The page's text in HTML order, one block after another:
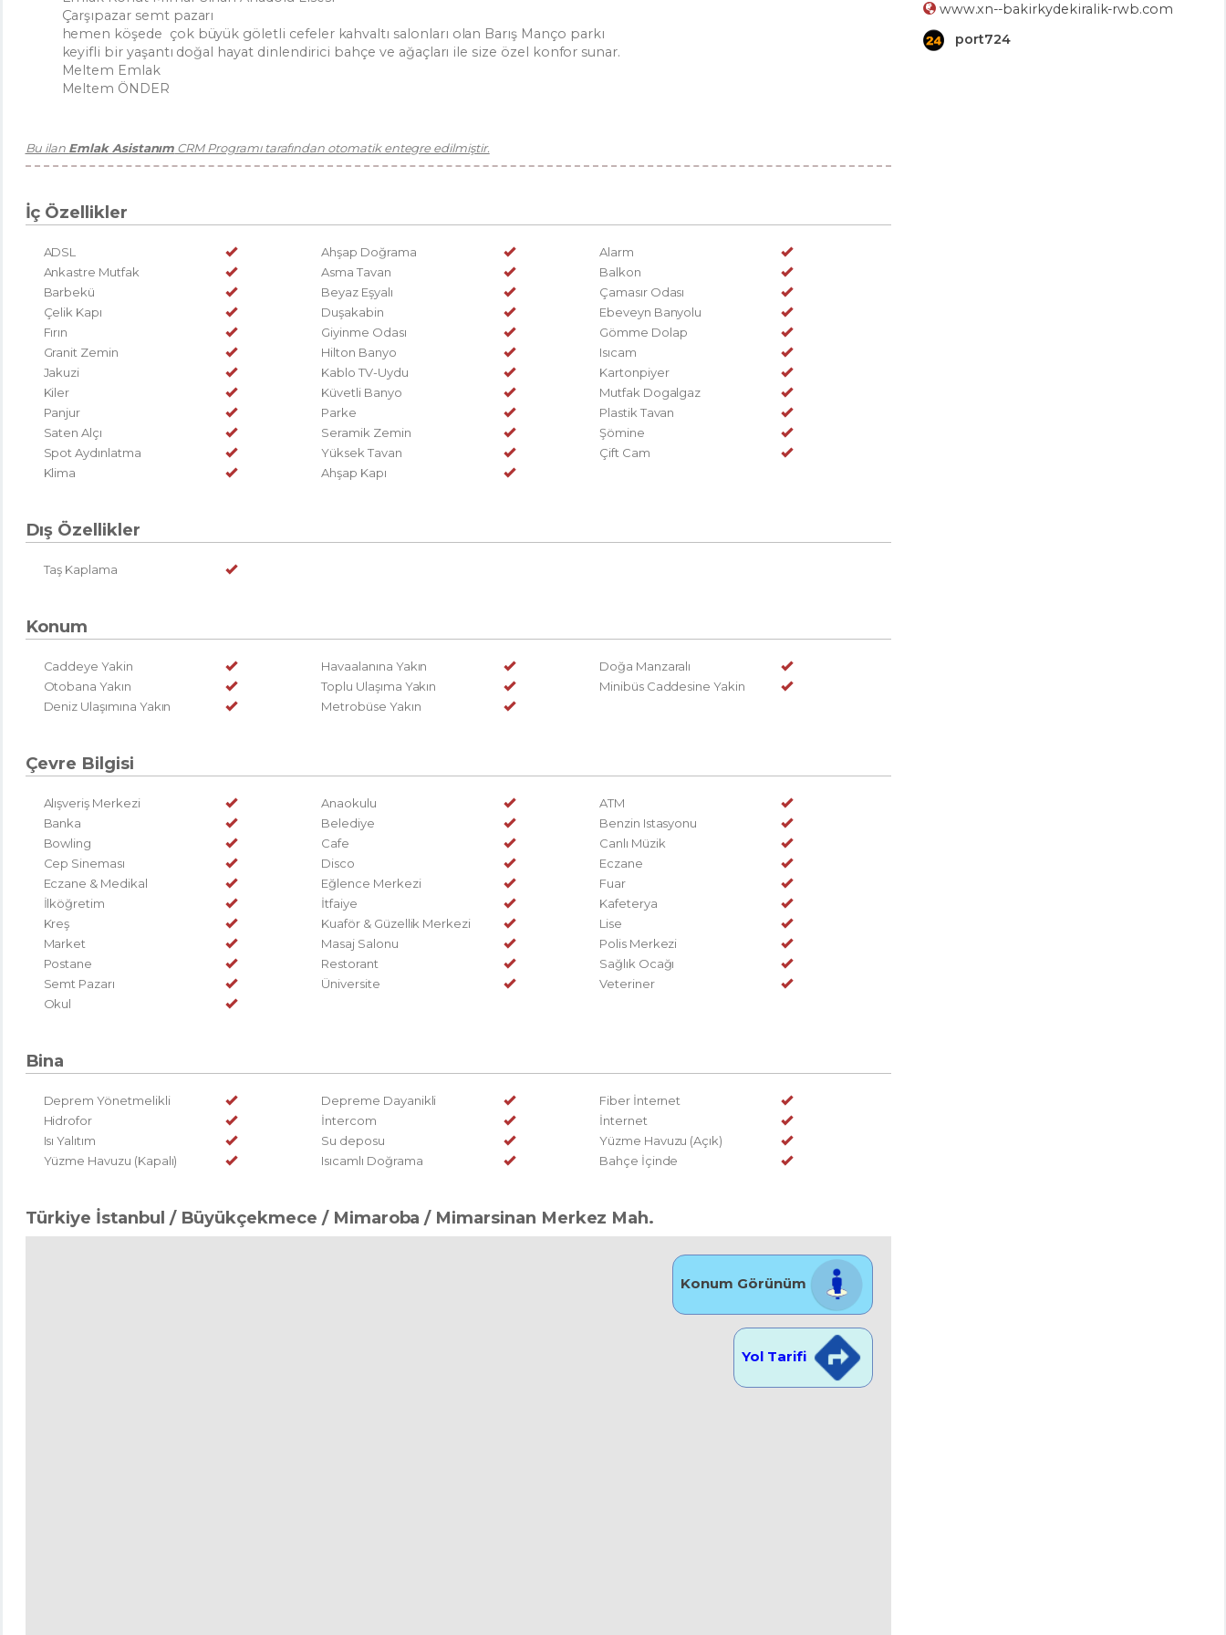
Çarşıpazar semt pazarı
hemen köşede çok büyük göletli cefeler kahvaltı salonları olan Barış Manço parkı
keyifli bir yaşantı doğal hayat dinlendirici bahçe ve ağaçları ile size özel konfor sunar.
Meltem Emlak
Meltem ÖNDER
Bu ilan Emlak Asistanım CRM Programı tarafından otomatik entegre edilmiştir.
İç Özellikler
ADSL Ahşap Doğrama
Alarm
Ankastre Mutfak
Asma Tavan
Balkon
Barbekü
Beyaz Eşyalı
Çamasır Odası
Çelik Kapı
Duşakabin
Ebeveyn Banyolu
Fırın
Giyinme Odası
Gömme Dolap
Granit Zemin
Hilton Banyo
Isıcam
Jakuzi
Kablo TV-Uydu
Kartonpiyer
Kiler
Küvetli Banyo
Mutfak Dogalgaz
Panjur
Parke
Plastik Tavan
Saten Alçı
Seramik Zemin
Şömine
Spot Aydınlatma
Yüksek Tavan
Çift Cam
Klima
Ahşap Kapı
Dış Özellikler
Taş Kaplama
Konum
Caddeye Yakin Havaalanına Yakın
Doğa Manzaralı
Otobana Yakın
Toplu Ulaşıma Yakın
Minibüs Caddesine Yakin
Deniz Ulaşımına Yakın
Metrobüse Yakın
Çevre Bilgisi
Alışveriş Merkezi Anaokulu
ATM
Banka
Belediye
Benzin Istasyonu
Bowling
Cafe
Canlı Müzik
Cep Sineması
Disco
Eczane
Eczane & Medikal
Eğlence Merkezi
Fuar
İlköğretim
İtfaiye
Kafeterya
Kreş
Kuaför & Güzellik Merkezi
Lise
Market
Masaj Salonu
Polis Merkezi
Postane
Restorant
Sağlık Ocağı
Semt Pazarı
Üniversite
Veteriner
Okul
Bina
Deprem Yönetmelikli Depreme Dayanikli
Fiber İnternet
Hidrofor
İntercom
İnternet
Isı Yalıtım
Su deposu
Yüzme Havuzu (Açık)
Yüzme Havuzu (Kapalı)
Isıcamlı Doğrama Bahçe İçinde
Türkiye İstanbul / Büyükçekmece / Mimaroba / Mimarsinan Merkez Mah.
Konum Görünüm
Yol Tarifi
www.xn--bakirkydekiralik-rwb.com
port724